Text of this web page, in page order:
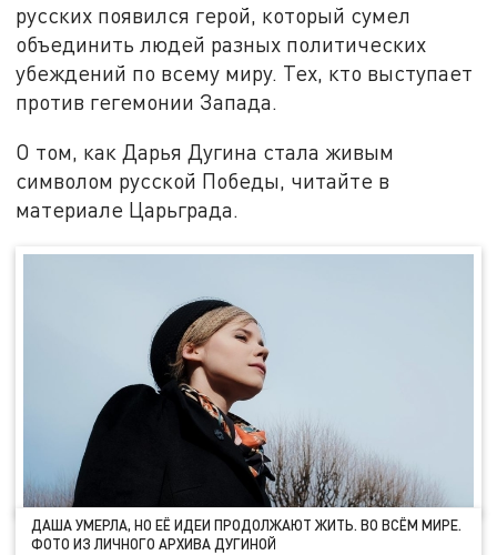
русских появился герой, который сумел
объединить людей разных политических
убеждений по всему миру. Тех, кто выступает
против гегемонии Запада.
О том, как Дарья Дугина стала живым
символом русской Победы, читайте в
материале Царьграда.
ДАША УМЕРЛА, НО ЕЁ ИДЕИ ПРОДОЛЖАЮТ ЖИТЬ. ВО ВСЁМ МИРЕ.
ФОТО ИЗ ЛИЧНОГО АРХИВА ДУГИНОЙ